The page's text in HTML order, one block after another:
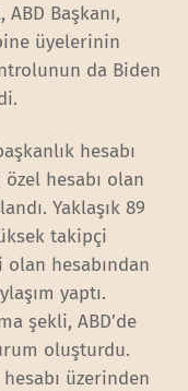
ABD Başkanı,
üyelerinin
da Biden
hesabı
hesabı olan
Yaklaşık 89
takipçi
olan hesabından
yaptı.
şekli, ABD’de
oluşturdu.
üzerinden